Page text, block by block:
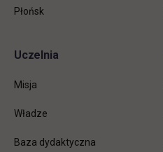
Płońsk
Uczelnia
Misja
Władze
Baza dydaktyczna